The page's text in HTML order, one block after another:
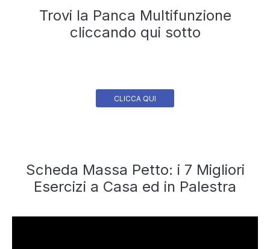
Trovi la Panca Multifunzione
cliccando qui sotto
CLICCA QUI
Scheda Massa Petto: i 7 Migliori
Esercizi a Casa ed in Palestra